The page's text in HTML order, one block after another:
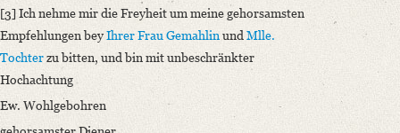
[3] Ich nehme mir die Freyheit um meine gehorsamsten
Empfehlungen beyIhrer Frau Gemahlinund Mlle.
Tochterzu bitten, und bin mit unbeschränkter
Hochachtung
Ew. Wohlgebohren